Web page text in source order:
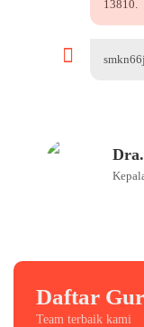
13810.
Daftar
Team terbaik kami